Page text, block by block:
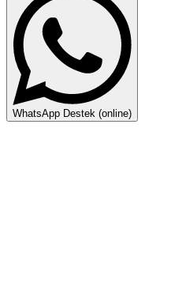
WhatsApp Destek (online)